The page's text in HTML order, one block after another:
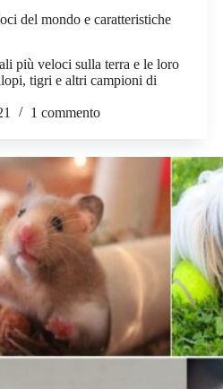
del mondo e caratteristiche
più veloci sulla terra e le loro
tigri e altri campioni di
1 commento